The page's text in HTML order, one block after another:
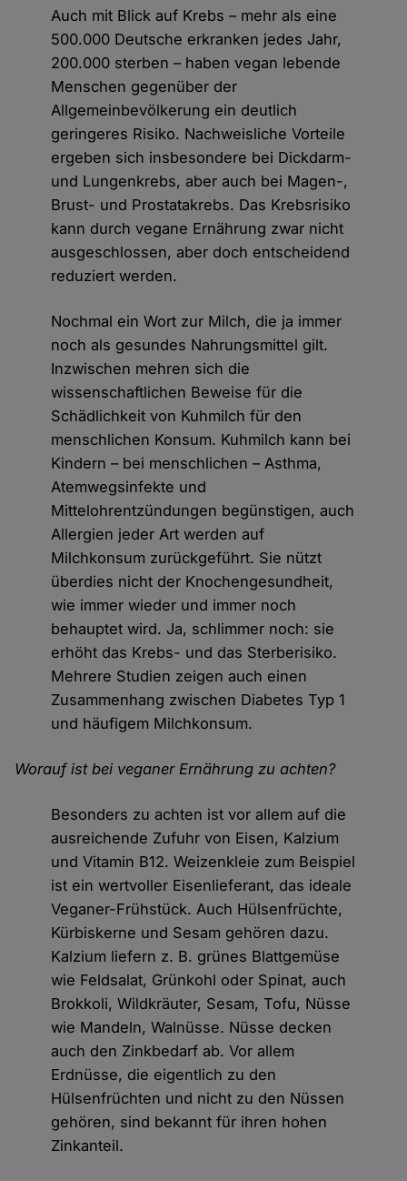
Auch mit Blick auf Krebs – mehr als eine
500.000 Deutsche erkranken jedes Jahr,
200.000 sterben – haben vegan lebende
Menschen gegenüber der
Allgemeinbevölkerung ein deutlich
geringeres Risiko. Nachweisliche Vorteile
ergeben sich insbesondere bei Dickdarm-
und Lungenkrebs, aber auch bei Magen-,
Brust- und Prostatakrebs. Das Krebsrisiko
kann durch vegane Ernährung zwar nicht
ausgeschlossen, aber doch entscheidend
reduziert werden.
Nochmal ein Wort zur Milch, die ja immer
noch als gesundes Nahrungsmittel gilt.
Inzwischen mehren sich die
wissenschaftlichen Beweise für die
Schädlichkeit von Kuhmilch für den
menschlichen Konsum. Kuhmilch kann bei
Kindern – bei menschlichen – Asthma,
Atemwegsinfekte und
Mittelohrentzündungen begünstigen, auch
Allergien jeder Art werden auf
Milchkonsum zurückgeführt. Sie nützt
überdies nicht der Knochengesundheit,
wie immer wieder und immer noch
behauptet wird. Ja, schlimmer noch: sie
erhöht das Krebs- und das Sterberisiko.
Mehrere Studien zeigen auch einen
Zusammenhang zwischen Diabetes Typ 1
und häufigem Milchkonsum.
Worauf ist bei veganer Ernährung zu achten?
Besonders zu achten ist vor allem auf die
ausreichende Zufuhr von Eisen, Kalzium
und Vitamin B12. Weizenkleie zum Beispiel
ist ein wertvoller Eisenlieferant, das ideale
Veganer-Frühstück. Auch Hülsenfrüchte,
Kürbiskerne und Sesam gehören dazu.
Kalzium liefern z. B. grünes Blattgemüse
wie Feldsalat, Grünkohl oder Spinat, auch
Brokkoli, Wildkräuter, Sesam, Tofu, Nüsse
wie Mandeln, Walnüsse. Nüsse decken
auch den Zinkbedarf ab. Vor allem
Erdnüsse, die eigentlich zu den
Hülsenfrüchten und nicht zu den Nüssen
gehören, sind bekannt für ihren hohen
Zinkanteil.